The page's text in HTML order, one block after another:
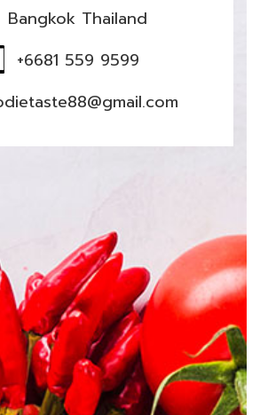
Bangkok Thailand
+6681 559 9599